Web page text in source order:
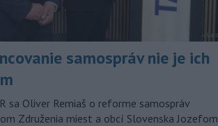
samospráv nie je ich
sa Oliver Remiaš o reforme samospráv
Združenia miest a obcí Slovenska Jozefom